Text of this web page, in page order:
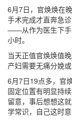
6月7日，官焕焕在
手术完成才直奔急
——从作为医生下手
小时。
当天正值官焕焕值
产妇需要无痛分娩
6月7日19点多，官
固定位置有明显持
留意，事后想想这
学常识，自己这时